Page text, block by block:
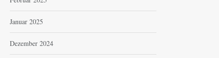
Januar 2025
Dezember 2024